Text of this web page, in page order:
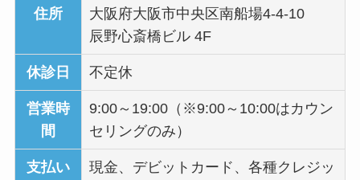
住所
大阪府大阪市中央区南船場4‑4‑10
辰野心斎橋ビル 4F
休診日 不定休
営業時
間
9:00～19:00（※9:00～10:00はカウン
セリングのみ）
支払い
現金、デビットカード、各種クレジッ